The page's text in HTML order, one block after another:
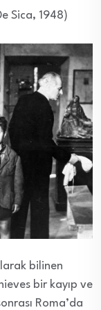
Sica, 1948)
bilinen
bir kayıp ve
Roma’da